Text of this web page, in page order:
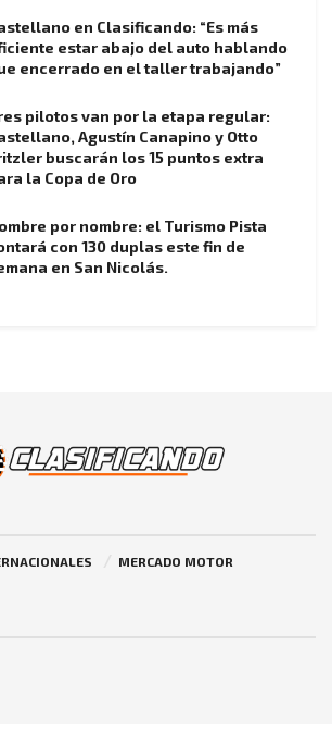
en Clasificando: “Es más
estar abajo del auto hablando
encerrado en el taller trabajando”
pilotos van por la etapa regular:
Agustín Canapino y Otto
buscarán los 15 puntos extra
la Copa de Oro
por nombre: el Turismo Pista
con 130 duplas este fin de
en San Nicolás.
MERCADO MOTOR